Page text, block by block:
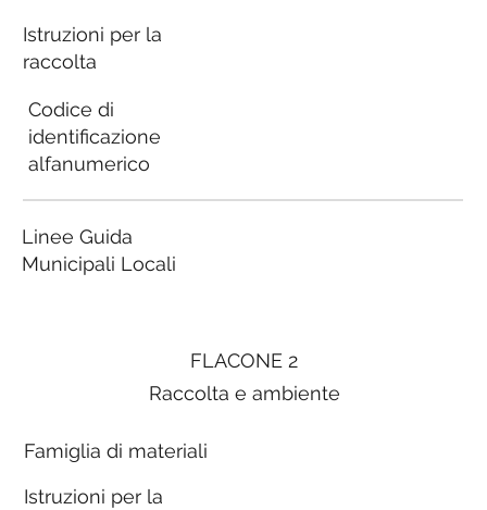
FLACONE 2
Raccolta e ambiente
Famiglia di materiali
Istruzioni per la
Istruzioni per la
raccolta
Codice di
identificazione
alfanumerico
Linee Guida
Municipali Locali